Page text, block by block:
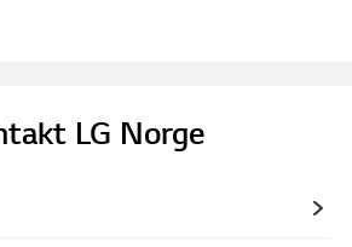
LG Norge